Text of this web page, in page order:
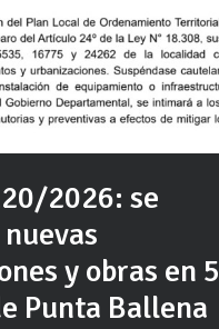
2026: se
y obras en 5
Punta Ballena